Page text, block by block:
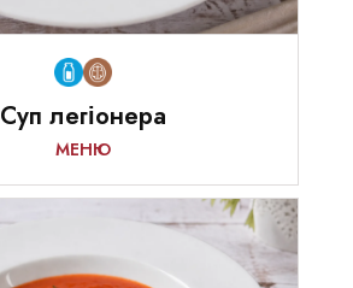
Суп легіонера
МЕНЮ